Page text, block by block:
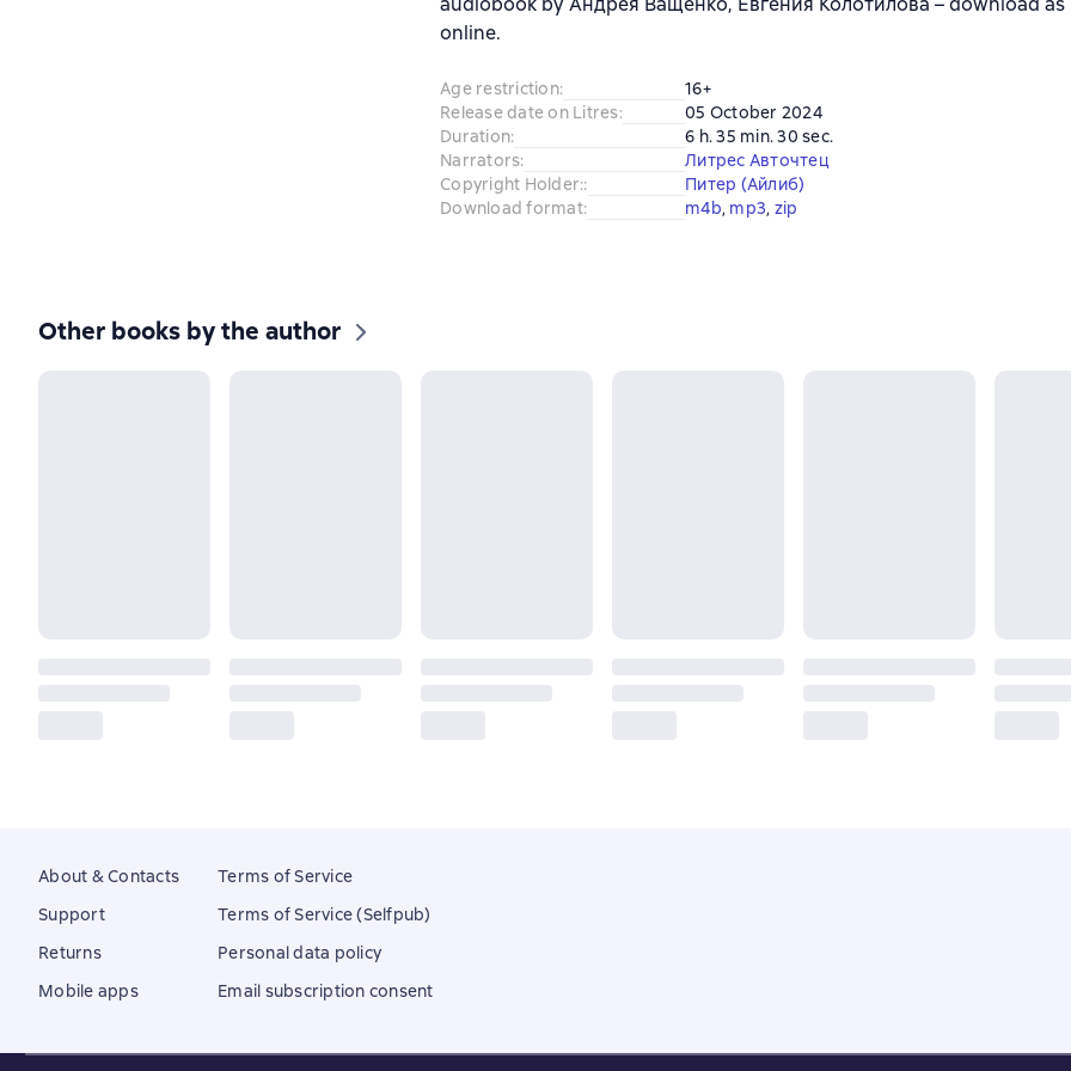
online.
Age restriction:
16+
Release date on Litres:
05 October 2024
Duration:
6 h. 35 min. 30 sec.
Narrators:
Литрес Авточтец
Copyright Holder::
Питер (Айлиб)
Download format: m4b, mp3, zip
Other books by the author
About & Contacts
Support
Returns
Mobile apps
Terms of Service
Terms of Service (Selfpub)
Personal data policy
Email subscription consent